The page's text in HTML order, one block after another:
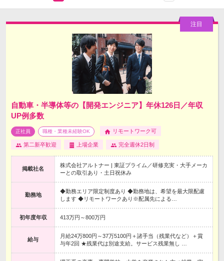
自動車・半導体等の【開発エンジニア】年休126日／年収
UP例多数
正社員 職種・業種未経験OK リモートワーク可
第二新卒歓迎 上場企業 完全週休2日制
掲載社名
株式会社アルトナー | 東証プライム／研修充実・大手メーカ
ーとの取引あり・土日祝休み
勤務地
◆勤務エリア限定制度あり ◆勤務地は、希望を最大限配慮
します ◆リモートワークあり※配属先による…
初年度年収 413万円～800万円
給与
月給24万800円～37万5100円＋諸手当（残業代など）＋賞
与年2回 ★残業代は別途支給。サービス残業無し …